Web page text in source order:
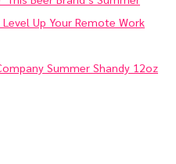
Up Your Remote Work
Summer Shandy 12oz